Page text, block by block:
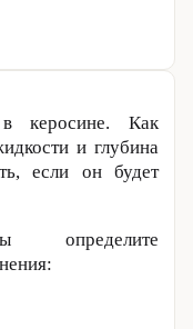
керосине. Как
и глубина
если он будет
определите